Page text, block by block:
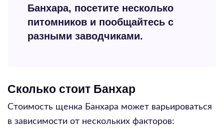
Банхара, посетите несколько
питомников и пообщайтесь с
разными заводчиками.
Сколько стоит Банхар
Стоимость щенка Банхара может варьироваться
в зависимости от нескольких факторов: